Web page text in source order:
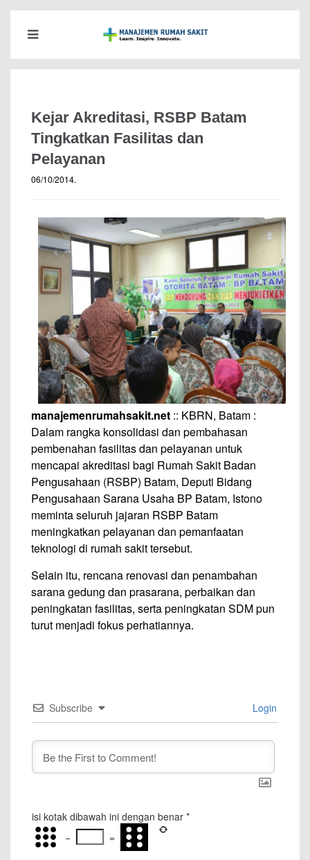
Kejar Akreditasi, RSBP Batam
Tingkatkan Fasilitas dan
Pelayanan
06/10/2014.
manajemenrumahsakit.net :: KBRN, Batam :
Dalam rangka konsolidasi dan pembahasan
pembenahan fasilitas dan pelayanan untuk
mencapai akreditasi bagi Rumah Sakit Badan
Pengusahaan (RSBP) Batam, Deputi Bidang
Pengusahaan Sarana Usaha BP Batam, Istono
meminta seluruh jajaran RSBP Batam
meningkatkan pelayanan dan pemanfaatan
teknologi di rumah sakit tersebut.
Selain itu, rencana renovasi dan penambahan
sarana gedung dan prasarana, perbaikan dan
peningkatan fasilitas, serta peningkatan SDM pun
turut menjadi fokus perhatiannya.
Subscribe Login
isi kotak dibawah ini dengan benar *
−
=